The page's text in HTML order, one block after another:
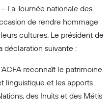
La Journée nationale des
de rendre hommage
cultures. Le président de
déclaration suivante :
reconnaît le patrimoine
linguistique et les apports
des Inuits et des Métis